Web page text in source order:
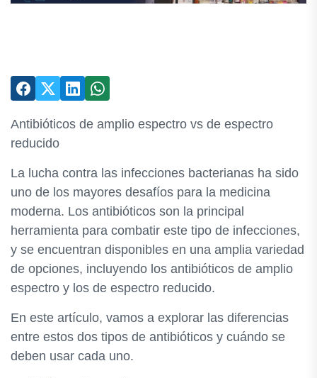
Antibióticos de amplio espectro vs de espectro
reducido
La lucha contra las infecciones bacterianas ha sido
uno de los mayores desafíos para la medicina
moderna. Los antibióticos son la principal
herramienta para combatir este tipo de infecciones,
y se encuentran disponibles en una amplia variedad
de opciones, incluyendo los antibióticos de amplio
espectro y los de espectro reducido.
En este artículo, vamos a explorar las diferencias
entre estos dos tipos de antibióticos y cuándo se
deben usar cada uno.